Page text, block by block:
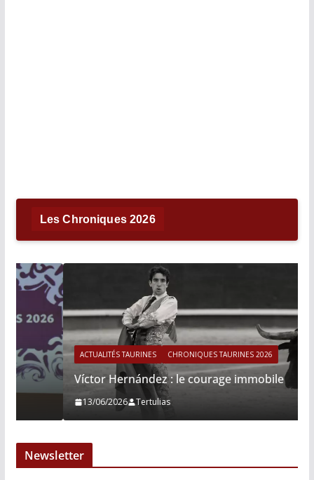
Les Chroniques 2026
ACTUALITÉS TAURINES CHRONIQUES TAURINES 2026
Víctor Hernández : le courage immobile
13/06/2026 Tertulias
Newsletter